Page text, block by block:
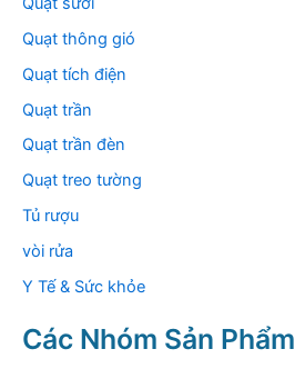
Quạt thông gió
Quạt tích điện
Quạt trần
Quạt trần đèn
Quạt treo tường
Tủ rượu
vòi rửa
Y Tế & Sức khỏe
Các Nhóm Sản Phẩm